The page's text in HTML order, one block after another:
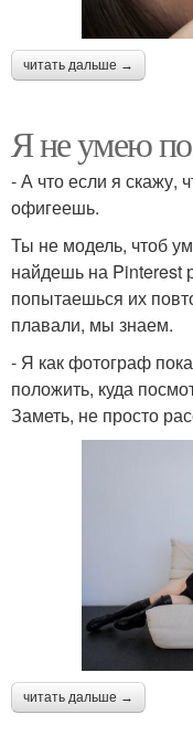
читать дальше →
Я не умею
- А что если я скажу,
офигеешь.
Ты не модель, чтоб
найдешь на
попытаешься их
плавали, мы знаем.
- Я как фотограф
положить, куда
Заметь, не просто
читать дальше →